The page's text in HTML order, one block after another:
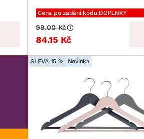
Cena po zadání kódu DOPLNKY
84.15 Kč
99.00 Kč
SLEVA 15 % Novinka